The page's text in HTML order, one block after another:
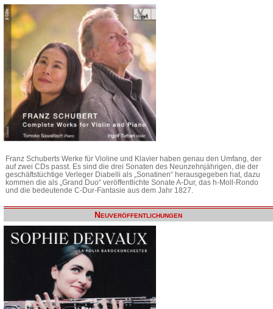
Franz Schuberts Werke für Violine und Klavier haben genau den Umfang, der
auf zwei CDs passt. Es sind die drei Sonaten des Neunzehnjährigen, die der
geschäftstüchtige Verleger Diabelli als „Sonatinen“ herausgegeben hat, dazu
kommen die als „Grand Duo“ veröffentlichte Sonate A-Dur, das h-Moll-Rondo
und die bedeutende C-Dur-Fantasie aus dem Jahr 1827.
Neuveröffentlichungen